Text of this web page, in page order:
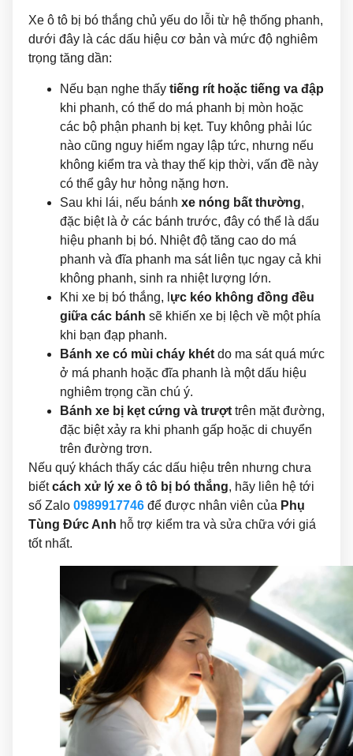
Xe ô tô bị bó thắng chủ yếu do lỗi từ hệ thống phanh,
dưới đây là các dấu hiệu cơ bản và mức độ nghiêm
trọng tăng dần:
Nếu bạn nghe thấy tiếng rít hoặc tiếng va đập
khi phanh, có thể do má phanh bị mòn hoặc
các bộ phận phanh bị kẹt. Tuy không phải lúc
nào cũng nguy hiểm ngay lập tức, nhưng nếu
không kiểm tra và thay thế kịp thời, vấn đề này
có thể gây hư hỏng nặng hơn.
Sau khi lái, nếu bánh xe nóng bất thường,
đặc biệt là ở các bánh trước, đây có thể là dấu
hiệu phanh bị bó. Nhiệt độ tăng cao do má
phanh và đĩa phanh ma sát liên tục ngay cả khi
không phanh, sinh ra nhiệt lượng lớn.
Khi xe bị bó thắng, l ực kéo không đồng đều
giữa các bánh sẽ khiến xe bị lệch về một phía
khi bạn đạp phanh.
Bánh xe có mùi cháy khét do ma sát quá mức
ở má phanh hoặc đĩa phanh là một dấu hiệu
nghiêm trọng cần chú ý.
Bánh xe bị kẹt cứng và trượt trên mặt đường,
đặc biệt xảy ra khi phanh gấp hoặc di chuyển
trên đường trơn.
Nếu quý khách thấy các dấu hiệu trên nhưng chưa
biếtcách xử lý xe ô tô bị bó thắng, hãy liên hệ tới
số Zalo 0989917746 để được nhân viên của Phụ
Tùng Đức Anh hỗ trợ kiểm tra và sửa chữa với giá
tốt nhất.